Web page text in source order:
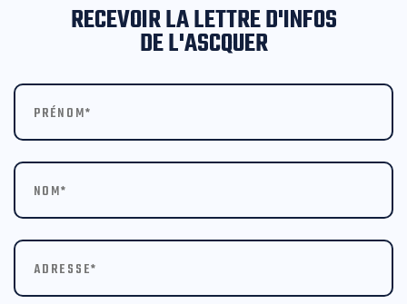
RECEVOIR LA LETTRE D'INFOS
DE L'ASCQUER